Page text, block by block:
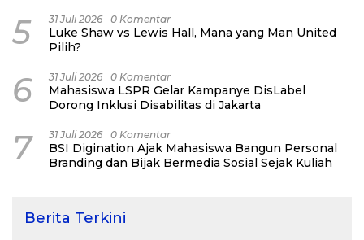
5 31 Juli 2026 0 Komentar
Luke Shaw vs Lewis Hall, Mana yang Man United
Pilih?
6 31 Juli 2026 0 Komentar
Mahasiswa LSPR Gelar Kampanye DisLabel
Dorong Inklusi Disabilitas di Jakarta
7 31 Juli 2026 0 Komentar
BSI Digination Ajak Mahasiswa Bangun Personal
Branding dan Bijak Bermedia Sosial Sejak Kuliah
Berita Terkini